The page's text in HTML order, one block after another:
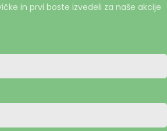
in prvi boste izvedeli za naše akcije